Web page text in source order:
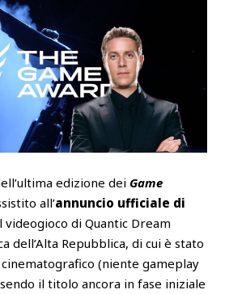
edizione dei Game
all’annuncio ufficiale di
videogioco di Quantic Dream
dell’Alta Repubblica, di cui è stato
(niente gameplay
il titolo ancora in fase iniziale